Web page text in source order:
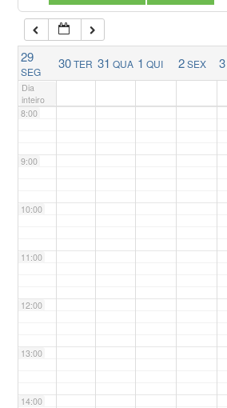
29
SEG
30TER 31 QUA 1 QUI 2SEX 3
Dia
inteiro
6:00
7:00
8:00
9:00
10:00
11:00
12:00
13:00
14:00